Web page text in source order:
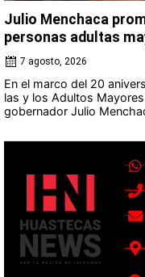
Julio Menchaca
personas adultas
7 agosto, 2026
En el marco del 20
las y los Adultos
gobernador Julio